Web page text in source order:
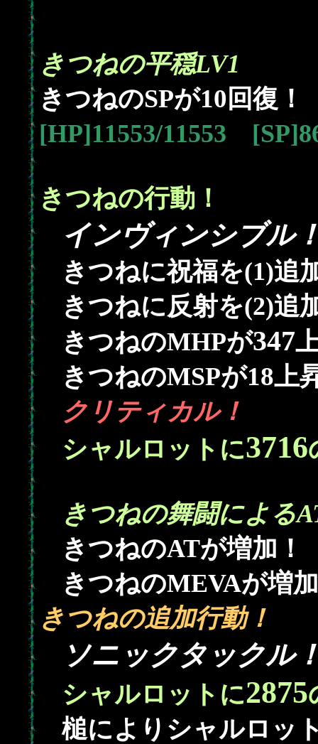
きつねの平穏LV1
きつねのSPが10 回復！
[HP]11553/11553
きつねの行動！
インヴィンシブル
きつねに祝福を(1)追
きつねに反射を(2)追
きつねのMHPが347
きつねのMSPが18上
クリティカル！
シャルロットに3716
きつねの舞闘による
きつねのATが増加！
きつねのMEVAが増
きつねの追加行動！
ソニックタックル
シャルロットに2875
槌によりシャルロッ